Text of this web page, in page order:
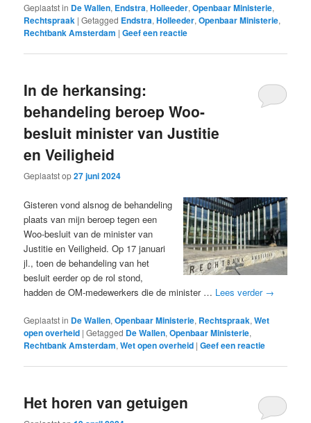
Geplaatst in De Wallen, Endstra,Holleeder,Openbaar Ministerie,
Rechtspraak |Getagged Endstra,Holleeder,Openbaar Ministerie,
Rechtbank Amsterdam |Geef een reactie
In de herkansing:
behandeling beroep Woo-
besluit minister van Justitie
en Veiligheid
Geplaatst op27 juni 2024
Gisteren vond alsnog de behandeling
plaats van mijn beroep tegen een
Woo-besluit van de minister van
Justitie en Veiligheid. Op 17 januari
jl., toen de behandeling van het
besluit eerder op de rol stond,
hadden de OM-medewerkers die de minister … Lees verder →
Geplaatst in De Wallen,Openbaar Ministerie, Rechtspraak,Wet
open overheid |Getagged De Wallen,Openbaar Ministerie,
Rechtbank Amsterdam,Wet open overheid |Geef een reactie
Het horen van getuigen